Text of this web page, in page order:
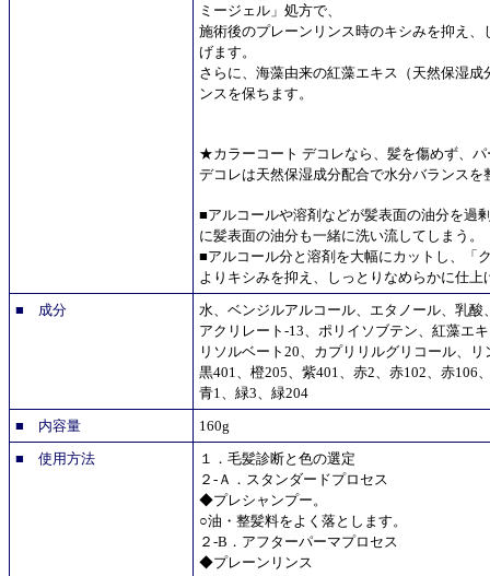
ミージェル」処方で、
施術後のプレーンリンス時のキシみを抑え、
げます。
さらに、海藻由来の紅藻エキス（天然保湿
ンスを保ちます。
★カラーコート デコレなら、髪を傷めず、
デコレは天然保湿成分配合で水分バランスを
■アルコールや溶剤などが髪表面の油分を過
に髪表面の油分も一緒に洗い流してしまう。
■アルコール分と溶剤を大幅にカットし、「
よりキシみを抑え、しっとりなめらかに仕上
■ 成分
水、ベンジルアルコール、エタノール、乳酸
アクリレート-13、ポリイソブテン、紅藻エ
リソルベート20、カプリリルグリコール、
黒401、橙205、紫401、赤2、赤102、赤106
青1、緑3、緑204
■ 内容量
160g
■ 使用方法
１．毛髪診断と色の選定
２-Ａ．スタンダードプロセス
◆プレシャンプー。
○油・整髪料をよく落とします。
２-B．アフターパーマプロセス
◆プレーンリンス